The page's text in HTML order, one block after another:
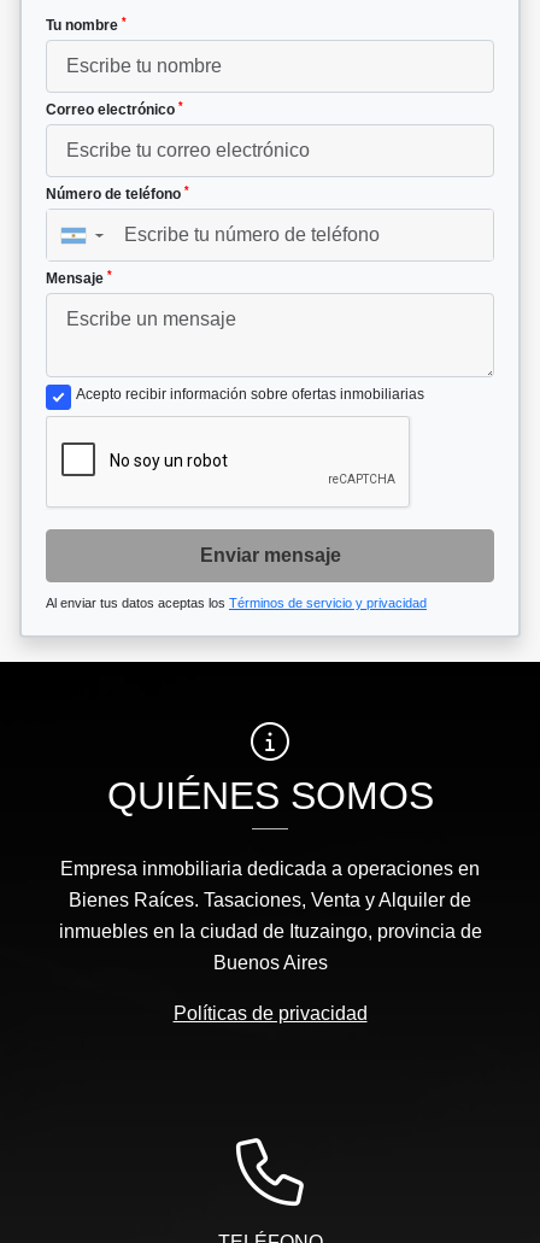
Tu nombre *
Correo electrónico *
Número de teléfono *
▼
Mensaje *
Acepto recibir información sobre ofertas inmobiliarias
Enviar mensaje
Al enviar tus datos aceptas los Términos de servicio y privacidad
QUIÉNES SOMOS
Empresa inmobiliaria dedicada a operaciones en
Bienes Raíces. Tasaciones, Venta y Alquiler de
inmuebles en la ciudad de Ituzaingo, provincia de
Buenos Aires
Políticas de privacidad